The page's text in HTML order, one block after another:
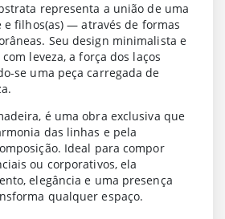
representa a união de uma
filhos(as) — através de formas
Seu design minimalista e
leveza, a força dos laços
se uma peça carregada de
é uma obra exclusiva que
das linhas e pela
Ideal para compor
ou corporativos, ela
elegância e uma presença
qualquer espaço.